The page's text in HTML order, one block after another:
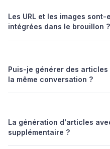
Les URL et les images
intégrées dans le brouillon ?
Puis-je générer des
la même conversation ?
La génération d'articles
supplémentaire ?